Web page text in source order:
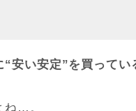
“安い安定”を買ってい
ね…。